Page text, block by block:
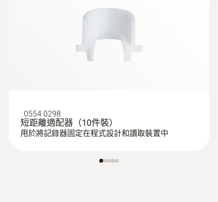
: 0554 0298
短距離適配器（10件裝）
用於將記錄器固定在程式設計和讀取裝置中